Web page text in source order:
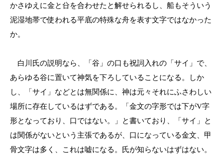
かさゆえに金と㕣を合わせたと解せられるし、船もそういう
泥湿地帯で使われる平底の特殊な舟を表す文字ではなかった
か。
白川氏の説明なら、「谷」の口も祝詞入れの「サイ」で、
あらゆる谷に置いて神気を下ろしていることになる。しか
し、「サイ」などとは無関係に、神は元々それにふさわしい
場所に存在しているはずである。「金文の字形では下がV字
形となっており、口ではない。」と書いており、「サイ」と
は関係がないという主張であるが、口になっている金文、甲
骨文字は多く、これは嘘になる。氏が知らないはずはない。